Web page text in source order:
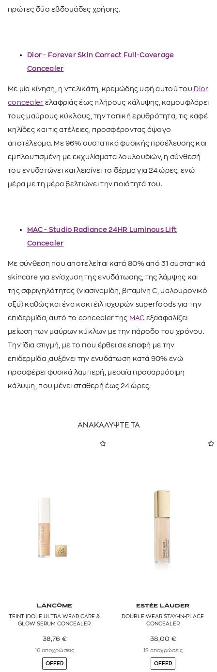
πρώτες δύο εβδομάδες χρήσης.
Dior - Forever Skin Correct Full-Coverage
Concealer
Με μία κίνηση, η ντελικάτη, κρεμώδης υφή αυτού του Dior
concealer ελαφριάς έως πλήρους κάλυψης, καμουφλάρει
τους μαύρους κύκλους, την τοπική ερυθρότητα, τις καφέ
κηλίδες και τις ατέλειες, προσφέροντας άψογο
αποτέλεσμα. Με 96% συστατικά φυσικής προέλευσης και
εμπλουτισμένη με εκχυλίσματα λουλουδιών, η σύνθεσή
του ενυδατώνει και λειαίνει το δέρμα για 24 ώρες, ενώ
μέρα με τη μέρα βελτιώνει την ποιότητά του.
MAC - Studio Radiance 24HR Luminous Lift
Concealer
Με σύνθεση που αποτελείται κατά 80% από 31 συστατικά
skincare για ενίσχυση της ενυδάτωσης, της λάμψης και
της σφριγηλότητας (νιασιναμίδη, βιταμίνη C, υαλουρονικό
οξύ) καθώς και ένα κοκτέιλ ισχυρών superfoods για την
επιδερμίδα, αυτό το concealer της MAC εξασφαλίζει
μείωση των μαύρων κύκλων με την πάροδο του χρόνου.
Την ίδια στιγμή, με το που έρθει σε επαφή με την
επιδερμίδα ,αυξάνει την ενυδάτωση κατά 90% ενώ
προσφέρει φυσικά λαμπερή, μεσαία προσαρμόσιμη
κάλυψη, που μένει σταθερή έως 24 ώρες.
ΑΝΑΚΑΛΥΨΤΕ ΤΑ
LANCÔME
TEINT IDOLE ULTRA WEAR CARE &
GLOW SERUM CONCEALER
38,76 €
16 αποχρώσεις
OFFER
ESTÉE LAUDER
DOUBLE WEAR STAY-IN-PLACE
CONCEALER
38,00 €
12 αποχρώσεις
OFFER